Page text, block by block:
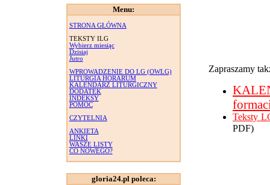
Menu:
STRONA GŁÓWNA
TEKSTY ILG
Wybierz miesiąc
Dzisiaj
Jutro
WPROWADZENIE DO LG (OWLG)
LITURGIA HORARUM
KALENDARZ LITURGICZNY
DODATEK
INDEKSY
POMOC
CZYTELNIA
ANKIETA
LINKI
WASZE LISTY
CO NOWEGO?
gloria24.pl poleca:
Zapraszamy
Teksty
PDF)